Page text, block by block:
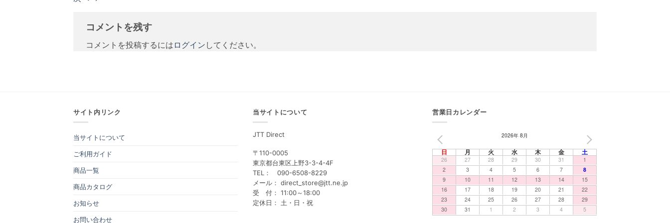
コメントを残す
コメントを投稿するには ログイン してください。
サイト内リンク
当サイトについて
ご利用ガイド
商品一覧
商品カタログ
お知らせ
お問い合わせ
当サイトについて
JTT Direct
〒110-0005
東京都台東区上野3-3-4-4F
TEL： 090-6508-8229
メール： direct_store@jtt.ne.jp
受 付： 11:00～18:00
定休日： 土・日・祝
営業日カレンダー
2026年 8月
日 月 火 水 木 金 土
26 27 28 29 30 31
1
2
3 4 5 6 7
8
9
10 11 12 13 14
15
16
17 18 19 20 21
22
23
24 25 26 27 28
29
30
31 1 2 3 4 5